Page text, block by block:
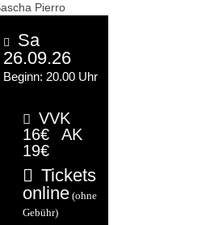
Sa
26.09.26
Beginn: 20.00 Uhr
VVK
16€
AK
19€
Tickets
online(ohne
Gebühr)